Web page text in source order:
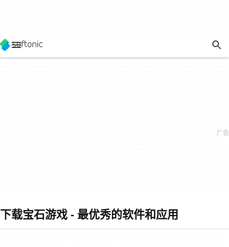
下载宝石游戏 - 最优秀的软件和应用